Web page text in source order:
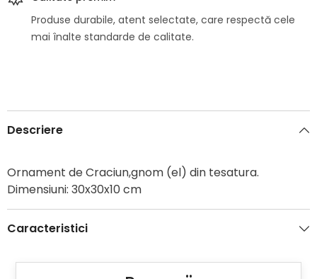
Produse durabile, atent selectate, care respectă cele
mai înalte standarde de calitate.
Descriere
Ornament de Craciun,gnom (el) din tesatura.
Dimensiuni: 30x30x10 cm
Caracteristici